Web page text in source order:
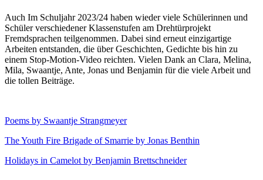
Auch Im Schuljahr 2023/24 haben wieder viele Schülerinnen und
Schüler verschiedener Klassenstufen am Drehtürprojekt
Fremdsprachen teilgenommen. Dabei sind erneut einzigartige
Arbeiten entstanden, die über Geschichten, Gedichte bis hin zu
einem Stop-Motion-Video reichten. Vielen Dank an Clara, Melina,
Mila, Swaantje, Ante, Jonas und Benjamin für die viele Arbeit und
die tollen Beiträge.
Poems by Swaantje Strangmeyer
The Youth Fire Brigade of Smarrie by Jonas Benthin
Holidays in Camelot by Benjamin Brettschneider